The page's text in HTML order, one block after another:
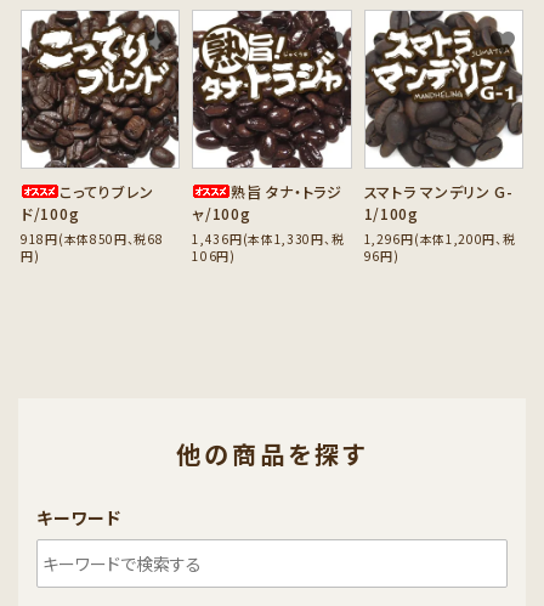
こってりブレン
ド/100g
918円(本体850円、税68
円)
favorite
熟旨 タナ・トラジ
ャ/100g
1,436円(本体1,330円、税
106円)
favorite
スマトラ マンデリン G-
1/100g
1,296円(本体1,200円、税
96円)
favorite
他の商品を探す
キーワード